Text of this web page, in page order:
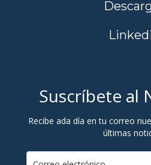
Suscríbete al
Recibe ada día en tu correo
últimas